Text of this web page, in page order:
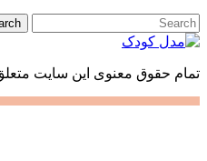
حقوق معنوی این سایت متعلق